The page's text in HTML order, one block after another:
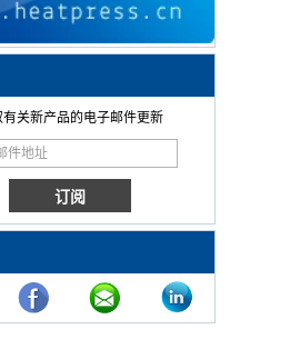
6090 平板打印机配备强大的
，可在亚克力、金属、玻璃和
材料上进行高精度打印。这款
UV 平板打印机非常适合标牌、
品。其紫外线固化技术可确保印
燥、持久且品质卓越。非常适合
能性和耐用性扩大生产规模的企
提高 DTF 打印机的性能：打印
施和维护技巧
能：使用 Epson i3200 打印头
机的预防措施和维护
与升华打印相比，DTF打印的
打印机的多色300mm A3 DTF
有双XP600打印头，可以生产具
，渐变和摄影图像的高质量印刷
有关新产品的电子邮件更新